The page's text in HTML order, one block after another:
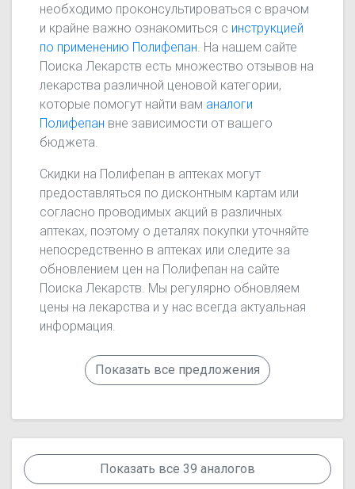
необходимо проконсультироваться с врачом
и крайне важно ознакомиться с инструкцией
по применению Полифепан . На нашем сайте
Поиска Лекарств есть множество отзывов на
лекарства различной ценовой категории,
которые помогут найти вам аналоги
Полифепан вне зависимости от вашего
бюджета.
Скидки на Полифепан в аптеках могут
предоставляться по дисконтным картам или
согласно проводимых акций в различных
аптеках, поэтому о деталях покупки уточняйте
непосредственно в аптеках или следите за
обновлением цен на Полифепан на сайте
Поиска Лекарств. Мы регулярно обновляем
цены на лекарства и у нас всегда актуальная
информация.
Показать все предложения
Показать все 39 аналогов